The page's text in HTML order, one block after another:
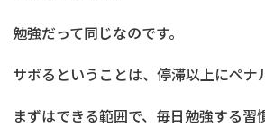
勉強だって同じなのです。
サボるということは、停滞以上にペナ
まずはできる範囲で、毎日勉強する習